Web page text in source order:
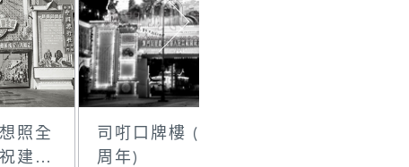
照全
建國
司咑口牌樓 (17
周年)